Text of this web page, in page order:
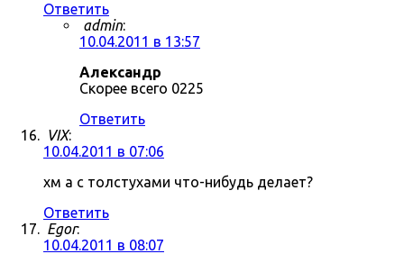
Ответить
admin:
10.04.2011 в 13:57
Александр
Скорее всего 0225
Ответить
VIX:
10.04.2011 в 07:06
хм а с толстухами что-нибудь делает?
Ответить
Egor:
10.04.2011 в 08:07